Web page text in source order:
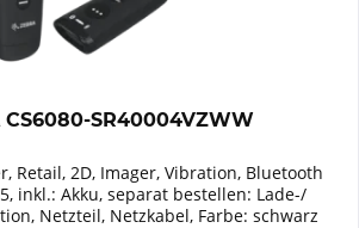
CS6080-SR40004VZWW
Retail, 2D, Imager, Vibration, Bluetooth
inkl.: Akku, separat bestellen: Lade-/
Netzteil, Netzkabel, Farbe: schwarz